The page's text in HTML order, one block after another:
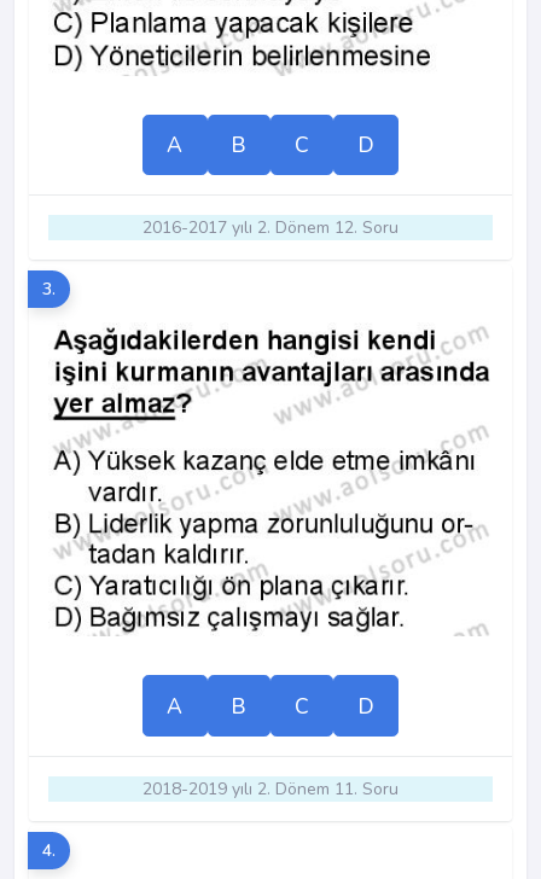
A B C D
2016-2017 yılı 2. Dönem 12. Soru
3.
A B C D
2018-2019 yılı 2. Dönem 11. Soru
4.